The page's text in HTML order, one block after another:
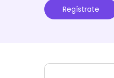
Regístrate